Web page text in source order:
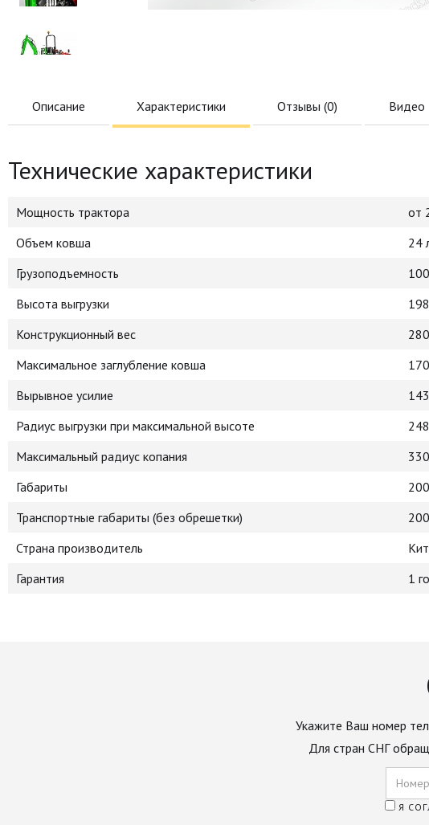
Описание Характеристики Отзывы (0) Видео
Технические характеристики
Мощность трактора
от
Объем ковша
24
Грузоподъемность
Высота выгрузки
Конструкционный вес
Максимальное заглубление ковша
Вырывное усилие
Радиус выгрузки при максимальной высоте
Максимальный радиус копания
Габариты
Транспортные габариты (без обрешетки)
Страна производитель
Гарантия
1
Укажите Ваш номер
Для стран СНГ
Я